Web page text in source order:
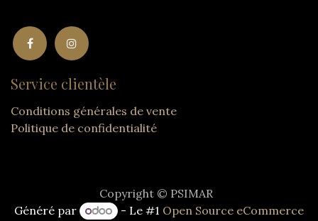
Service clientèle
Conditions générales de vente
Politique de confidentialité
Copyright © PSIMAR
Généré par
- Le #1 Open Source eCommerce